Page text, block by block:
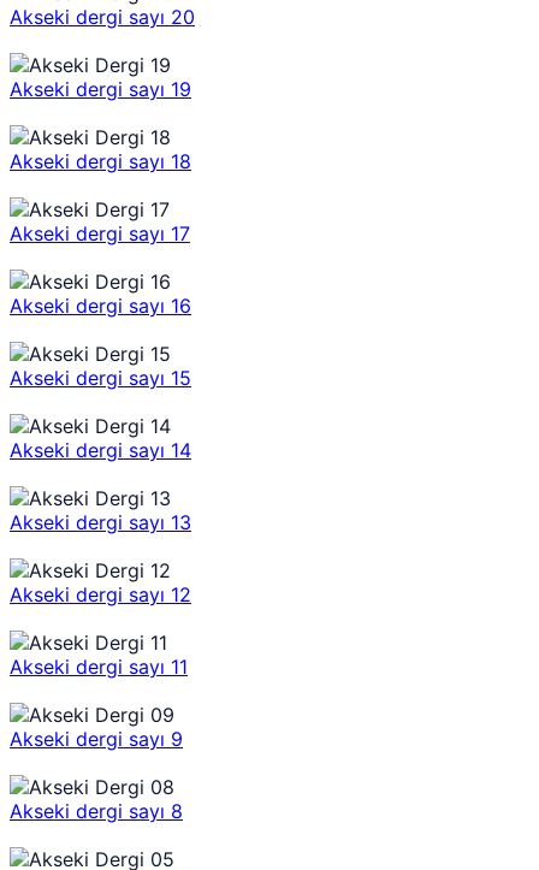
Akseki dergi sayı 20
Akseki dergi sayı 19
Akseki dergi sayı 18
Akseki dergi sayı 17
Akseki dergi sayı 16
Akseki dergi sayı 15
Akseki dergi sayı 14
Akseki dergi sayı 13
Akseki dergi sayı 12
Akseki dergi sayı 11
Akseki dergi sayı 9
Akseki dergi sayı 8